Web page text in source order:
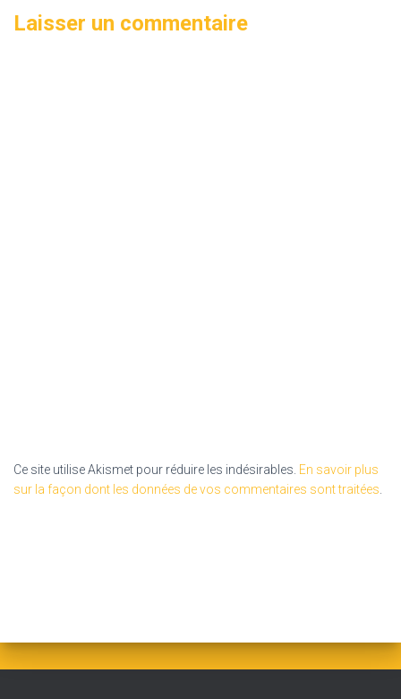
Laisser un commentaire
Ce site utilise Akismet pour réduire les indésirables. En savoir plus
sur la façon dont les données de vos commentaires sont traitées